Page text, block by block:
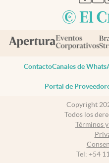
ContactoCanales de
Portal de
Copyright
Todos los
Términos
Tel: +54